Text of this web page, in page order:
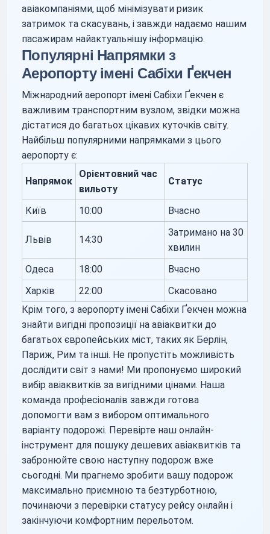
авіакомпаніями, щоб мінімізувати ризик
затримок та скасувань, і завжди надаємо нашим
пасажирам найактуальнішу інформацію.
Популярні Напрямки з
Аеропорту імені Сабіхи Ґекчен
Міжнародний аеропорт імені Сабіхи Ґекчен є
важливим транспортним вузлом, звідки можна
дістатися до багатьох цікавих куточків світу.
Найбільш популярними напрямками з цього
аеропорту є:
Напрямок
Орієнтовний час
вильоту
Статус
Київ 10:00 Вчасно
Львів 14:30
Затримано на 30
хвилин
Одеса
18:00
Вчасно
Харків
22:00
Скасовано
Крім того, з аеропорту імені Сабіхи Ґекчен можна
знайти вигідні пропозиції на авіаквитки до
багатьох європейських міст, таких як Берлін,
Париж, Рим та інші. Не пропустіть можливість
дослідити світ з нами! Ми пропонуємо широкий
вибір авіаквитків за вигідними цінами. Наша
команда професіоналів завжди готова
допомогти вам з вибором оптимального
варіанту подорожі. Перевірте наш онлайн-
інструмент для пошуку дешевих авіаквитків та
забронюйте свою наступну подорож вже
сьогодні. Ми прагнемо зробити вашу подорож
максимально приємною та безтурботною,
починаючи з перевірки статусу рейсу онлайн і
закінчуючи комфортним перельотом.